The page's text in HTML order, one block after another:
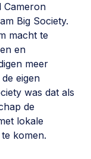
maken >
>
Cameron
Big Society.
macht te
en
meer
eigen
was dat als
de
lokale
komen.